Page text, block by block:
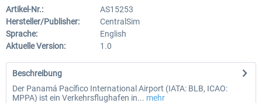
Artikel-Nr.:
AS15253
Hersteller/Publisher:
CentralSim
Sprache:
English
Aktuelle Version:
1.0
Beschreibung
Der Panamá Pacífico International Airport (IATA: BLB, ICAO:
MPPA) ist ein Verkehrsflughafen in... mehr